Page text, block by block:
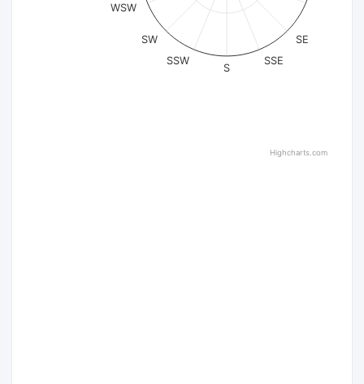
SE
SSE
S
SSW
SW
WSW
Highcharts.com